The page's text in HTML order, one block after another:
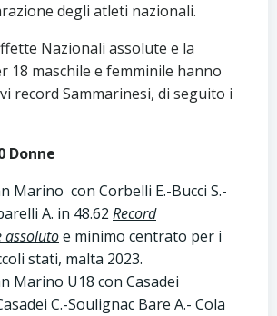
degli atleti nazionali.
Nazionali assolute e la
18 maschile e femminile hanno
record Sammarinesi, di seguito i
Donne
Marino con Corbelli E.-Bucci S.-
A. in 48.62 Record
assolutoe minimo centrato per i
stati, malta 2023.
Marino U18 con Casadei
C.-Soulignac Bare A.- Cola